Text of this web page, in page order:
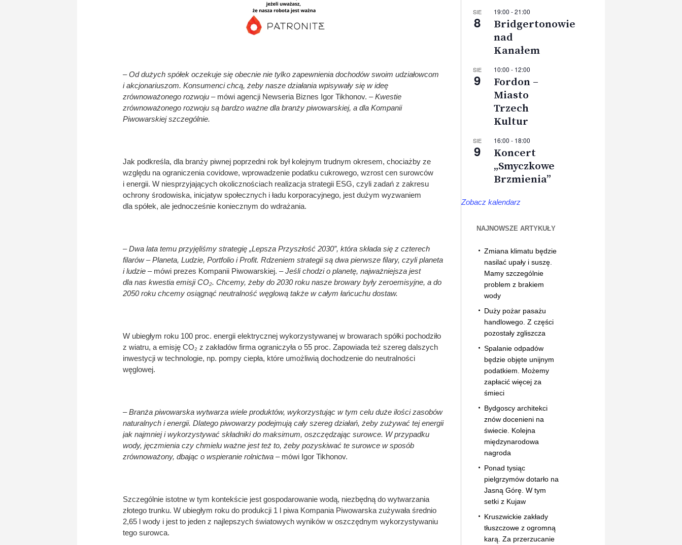
– Od dużych spółek oczekuje się obecnie nie tylko zapewnienia dochodów swoim udziałowcom
i akcjonariuszom. Konsumenci chcą, żeby nasze działania wpisywały się w ideę
zrównoważonego rozwoju – mówi agencji Newseria Biznes Igor Tikhonov. –Kwestie
zrównoważonego rozwoju są bardzo ważne dla branży piwowarskiej, a dla Kompanii
Piwowarskiej szczególnie.
Jak podkreśla, dla branży piwnej poprzedni rok był kolejnym trudnym okresem, chociażby ze
względu na ograniczenia covidowe, wprowadzenie podatku cukrowego, wzrost cen surowców
i energii. W niesprzyjających okolicznościach realizacja strategii ESG, czyli zadań z zakresu
ochrony środowiska, inicjatyw społecznych i ładu korporacyjnego, jest dużym wyzwaniem
dla spółek, ale jednocześnie koniecznym do wdrażania.
– Dwa lata temu przyjęliśmy strategię „Lepsza Przyszłość 2030”, która składa się z czterech
filarów – Planeta, Ludzie, Portfolio i Profit. Rdzeniem strategii są dwa pierwsze filary, czyli planeta
i ludzie –mówi prezes Kompanii Piwowarskiej. –Jeśli chodzi o planetę, najważniejsza jest
dla nas kwestia emisji CO₂. Chcemy, żeby do 2030 roku nasze browary były zeroemisyjne, a do
2050 roku chcemy osiągnąć neutralność węglową także w całym łańcuchu dostaw.
W ubiegłym roku 100 proc. energii elektrycznej wykorzystywanej w browarach spółki pochodziło
z wiatru, a emisję CO₂ z zakładów firma ograniczyła o 55 proc. Zapowiada też szereg dalszych
inwestycji w technologie, np. pompy ciepła, które umożliwią dochodzenie do neutralności
węglowej.
– Branża piwowarska wytwarza wiele produktów, wykorzystując w tym celu duże ilości zasobów
naturalnych i energii. Dlatego piwowarzy podejmują cały szereg działań, żeby zużywać tej energii
jak najmniej i wykorzystywać składniki do maksimum, oszczędzając surowce. W przypadku
wody, jęczmienia czy chmielu ważne jest też to, żeby pozyskiwać te surowce w sposób
zrównoważony, dbając o wspieranie rolnictwa –mówi Igor Tikhonov.
Szczególnie istotne w tym kontekście jest gospodarowanie wodą, niezbędną do wytwarzania
złotego trunku. W ubiegłym roku do produkcji 1 l piwa Kompania Piwowarska zużywała średnio
2,65 l wody i jest to jeden z najlepszych światowych wyników w oszczędnym wykorzystywaniu
tego surowca.
SIE
8
19:00 -21:00
Bridgertonowie
nad
Kanałem
SIE
9
10:00 - 12:00
Fordon –
Miasto
Trzech
Kultur
SIE
9
16:00 - 18:00
Koncert
„Smyczkowe
Brzmienia”
Zobacz kalendarz
NAJNOWSZE ARTYKUŁY
Zmiana klimatu będzie
nasilać upały i suszę.
Mamy szczególnie
problem z brakiem
wody
Duży pożar pasażu
handlowego. Z części
pozostały zgliszcza
Spalanie odpadów
będzie objęte unijnym
podatkiem. Możemy
zapłacić więcej za
śmieci
Bydgoscy architekci
znów docenieni na
świecie. Kolejna
międzynarodowa
nagroda
Ponad tysiąc
pielgrzymów dotarło na
Jasną Górę. W tym
setki z Kujaw
Kruszwickie zakłady
tłuszczowe z ogromną
karą. Za przerzucanie